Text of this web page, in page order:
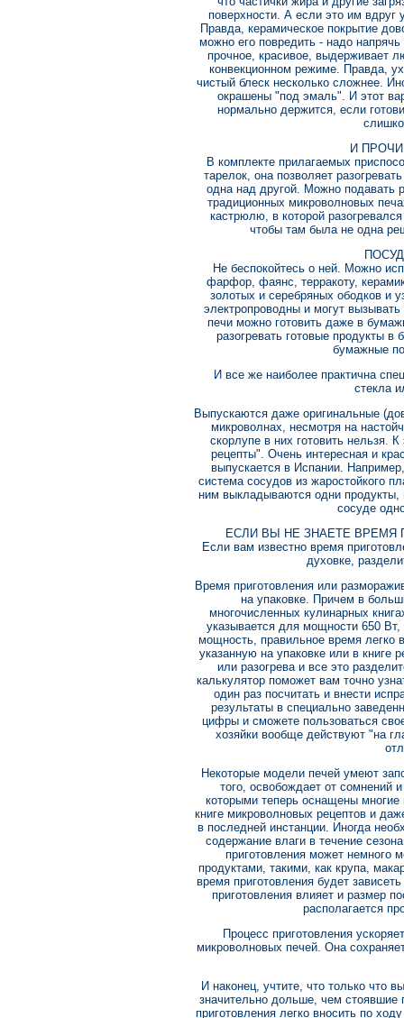
поверхности. А если это им вдруг
Правда, керамическое покрытие
можно его повредить - надо
прочное, красивое, выдерживает
конвекционном режиме. Правда,
чистый блеск несколько сложнее.
окрашены "под эмаль". И этот
нормально держится, если
И
В комплекте прилагаемых
тарелок, она позволяет
одна над другой. Можно подавать
традиционных микроволновых
кастрюлю, в которой
чтобы там была не одна
Не беспокойтесь о ней. Можно
фарфор, фаянс, терракоту,
золотых и серебряных ободков и
электропроводны и могут
печи можно готовить даже в
разогревать готовые продукты
бумажные
И все же наиболее практична
стекла
Выпускаются даже оригинальные
микроволнах, несмотря на
скорлупе в них готовить
рецепты". Очень интересная и
выпускается в Испании.
система сосудов из жаростойкого
ним выкладываются одни продукты,
сосуде
ЕСЛИ ВЫ НЕ ЗНАЕТЕ
Если вам известно время
духовке,
Время приготовления или
на упаковке. Причем в
многочисленных кулинарных
указывается для мощности 650
мощность, правильное время легко
указанную на упаковке или в книге
или разогрева и все это
калькулятор поможет вам точно
один раз посчитать и внести
результаты в специально
цифры и сможете пользоваться
хозяйки вообще действуют "на
Некоторые модели печей умеют
того, освобождает от сомнений
которыми теперь оснащены
книге микроволновых рецептов и
в последней инстанции. Иногда
содержание влаги в течение
приготовления может немного
продуктами, такими, как крупа,
время приготовления будет
приготовления влияет и размер
располагается
Процесс приготовления
микроволновых печей. Она
И наконец, учтите, что только что
значительно дольше, чем стоявшие
приготовления легко вносить по